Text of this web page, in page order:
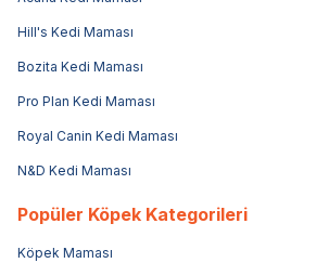
Hill's Kedi Maması
Bozita Kedi Maması
Pro Plan Kedi Maması
Royal Canin Kedi Maması
N&D Kedi Maması
Popüler Köpek Kategorileri
Köpek Maması